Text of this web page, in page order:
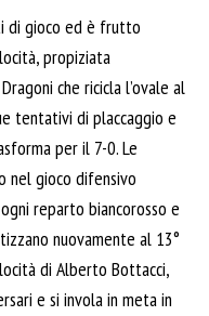
di gioco ed è frutto
propiziata
che ricicla l’ovale al
tentativi di placcaggio e
per il 7-0. Le
nel gioco difensivo
reparto biancorosso e
nuovamente al 13°
di Alberto Bottacci,
e si invola in meta in